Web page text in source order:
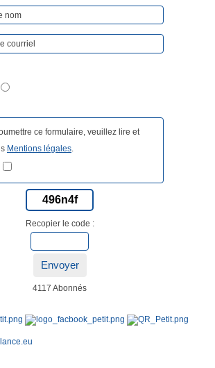
ce formulaire, veuillez lire et
Mentions légales.
496n4f
Recopier le code :
Envoyer
4117 Abonnés